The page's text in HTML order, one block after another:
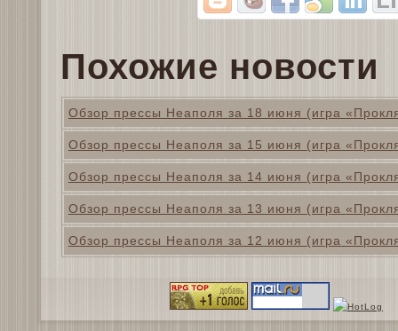
Похожие новости
Обзор прессы Неаполя за 18 июня (игра
Обзор прессы Неаполя за 15 июня (игра
Обзор прессы Неаполя за 14 июня (игра
Обзор прессы Неаполя за 13 июня (игра
Обзор прессы Неаполя за 12 июня (игра